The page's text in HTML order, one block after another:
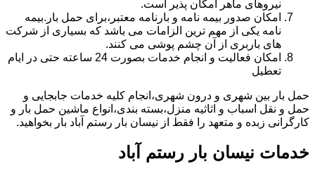
نیروهای ماهر امکان پذیر است.
امکان صدور بیمه نامه و بارنامه معتبر،برای حمل بار.بیمه
نامه یکی از مهم ترین الزامات می باشد که بسیاری از شرکت
های باربری از آن چشم پوشی می کنند.
امکان فعالیت و انجام خدمات بصورت 24 ساعته حتی در ایام
تعطیل
حمل بار بین شهری و درون شهری،انجام کلیه خدمات جابجایی و
حمل و نقل اسباب و اثاثیه منزل،بسته بندی،انواع ماشین حمل بار و
کارگرانی زبده و متعهد را فقط از نیسان بار رستم آباد بار بخواهید.
خدمات نیسان بار رستم آباد